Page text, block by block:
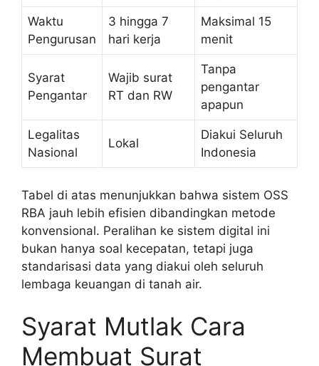
Waktu
Pengurusan
3 hingga 7
hari kerja
Maksimal 15
menit
Syarat
Pengantar
Wajib surat
RT dan RW
Tanpa
pengantar
apapun
Legalitas
Nasional
Lokal
Diakui Seluruh
Indonesia
Tabel di atas menunjukkan bahwa sistem OSS
RBA jauh lebih efisien dibandingkan metode
konvensional. Peralihan ke sistem digital ini
bukan hanya soal kecepatan, tetapi juga
standarisasi data yang diakui oleh seluruh
lembaga keuangan di tanah air.
Syarat Mutlak Cara
Membuat Surat